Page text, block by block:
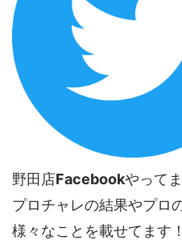
野田店Facebookやってま
プロチャレの結果やプロ
様々なことを載せてます！